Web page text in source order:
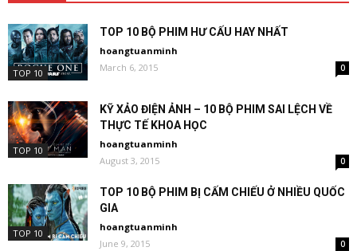
TOP 10
TOP 10 BỘ PHIM HƯ CẤU HAY NHẤT
hoangtuanminh
March 6, 2015
0
TOP 10
KỸ XẢO ĐIỆN ẢNH – 10 BỘ PHIM SAI LỆCH VỀ
THỰC TẾ KHOA HỌC
hoangtuanminh
August 3, 2015
0
TOP 10
TOP 10 BỘ PHIM BỊ CẤM CHIẾU Ở NHIỀU QUỐC
GIA
hoangtuanminh
June 9, 2015
0